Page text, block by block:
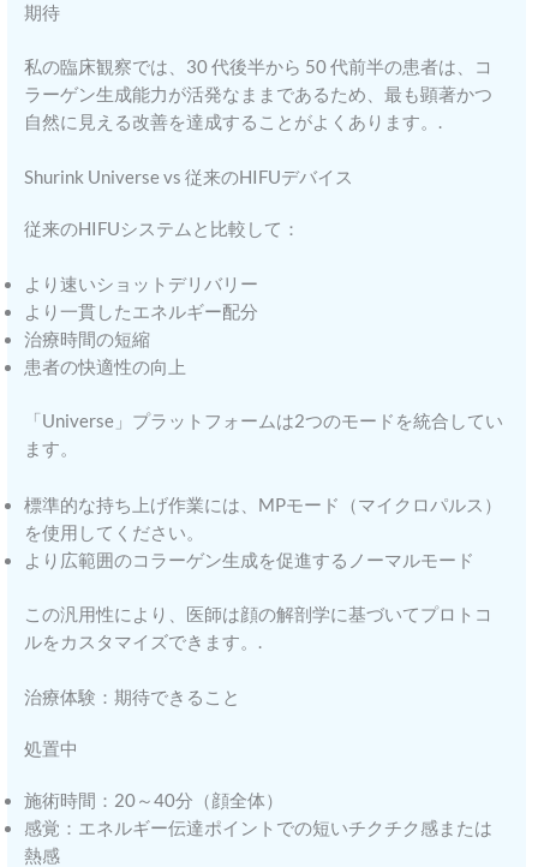
期待
私の臨床観察では、30 代後半から 50 代前半の患者は、コ
ラーゲン生成能力が活発なままであるため、最も顕著かつ
自然に見える改善を達成することがよくあります。.
Shurink Universe vs 従来のHIFUデバイス
従来のHIFUシステムと比較して：
より速いショットデリバリー
より一貫したエネルギー配分
治療時間の短縮
患者の快適性の向上
「Universe」プラットフォームは2つのモードを統合してい
ます。
標準的な持ち上げ作業には、MPモード（マイクロパルス）
を使用してください。
より広範囲のコラーゲン生成を促進するノーマルモード
この汎用性により、医師は顔の解剖学に基づいてプロトコ
ルをカスタマイズできます。.
治療体験：期待できること
処置中
施術時間：20～40分（顔全体）
感覚：エネルギー伝達ポイントでの短いチクチク感または
熱感